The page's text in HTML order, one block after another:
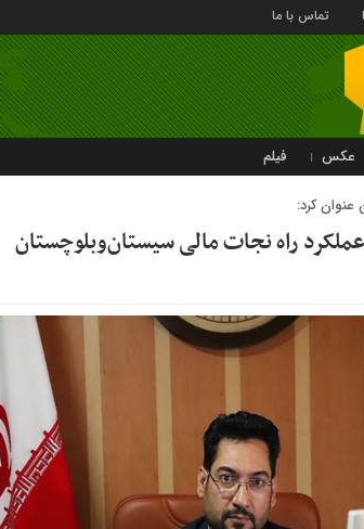
تماس با ما
عکس فیلم
عنوان کرد:
راه نجات مالی سیستان‌وبلوچستان